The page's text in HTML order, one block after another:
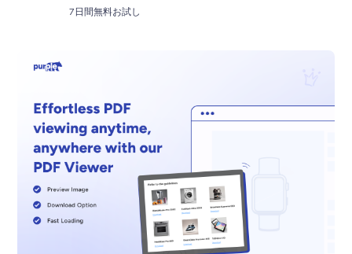
7日間無料お試し